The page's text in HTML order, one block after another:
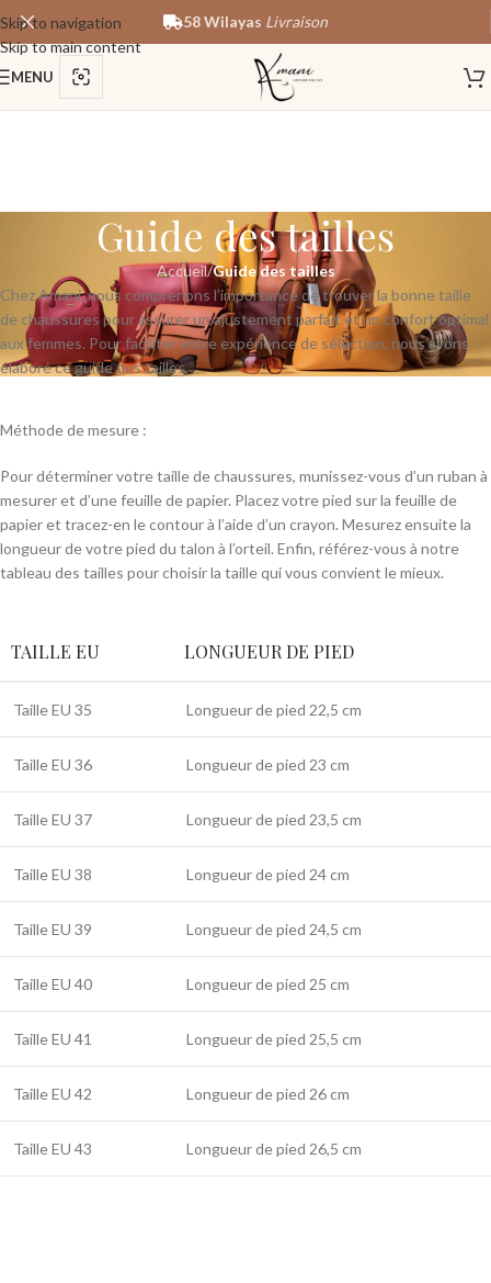
Skip to navigation
Skip to main content
58 Wilayas Livraison
MENU
Guide des tailles
Accueil/Guide des tailles
Chez Amani, nous comprenons l’importance de trouver la bonne taille
de chaussures pour assurer un ajustement parfait et un confort optimal
aux femmes. Pour faciliter votre expérience de sélection, nous avons
élaboré ce guide des tailles.
Méthode de mesure :
Pour déterminer votre taille de chaussures, munissez-vous d’un ruban à
mesurer et d’une feuille de papier. Placez votre pied sur la feuille de
papier et tracez-en le contour à l’aide d’un crayon. Mesurez ensuite la
longueur de votre pied du talon à l’orteil. Enfin, référez-vous à notre
tableau des tailles pour choisir la taille qui vous convient le mieux.
TAILLE EU LONGUEUR DE PIED
Taille EU 35 Longueur de pied 22,5 cm
Taille EU 36 Longueur de pied 23 cm
Taille EU 37 Longueur de pied 23,5 cm
Taille EU 38 Longueur de pied 24 cm
Taille EU 39 Longueur de pied 24,5 cm
Taille EU 40 Longueur de pied 25 cm
Taille EU 41 Longueur de pied 25,5 cm
Taille EU 42 Longueur de pied 26 cm
Taille EU 43 Longueur de pied 26,5 cm